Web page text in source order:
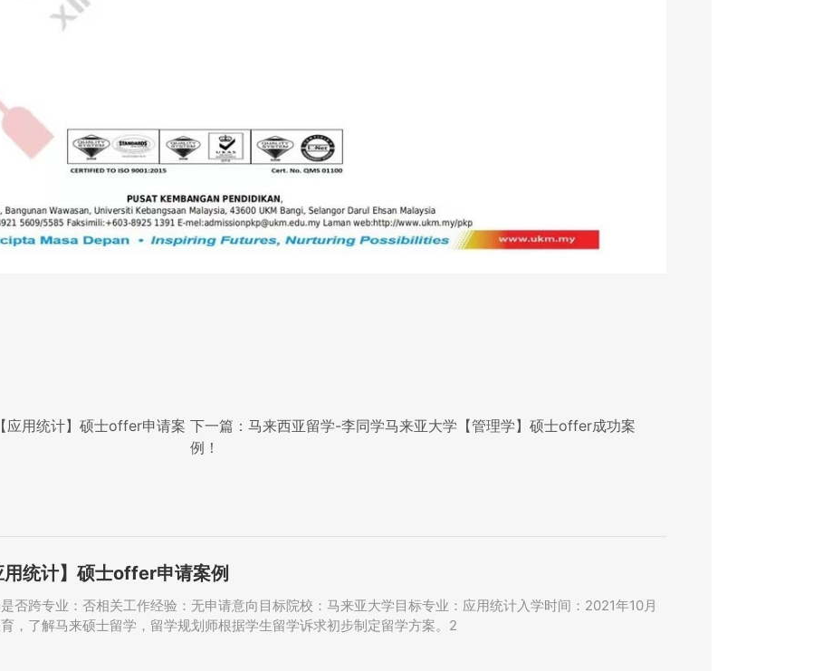
应用统计】硕士offer申请案 下一篇：马来西亚留学-李同学马来亚大学【管理学】硕士offer成功案
例！
统计】硕士offer申请案例
否跨专业：否相关工作经验：无申请意向目标院校：马来亚大学目标专业：应用统计入学时间：2021年10月
，了解马来硕士留学，留学规划师根据学生留学诉求初步制定留学方案。2